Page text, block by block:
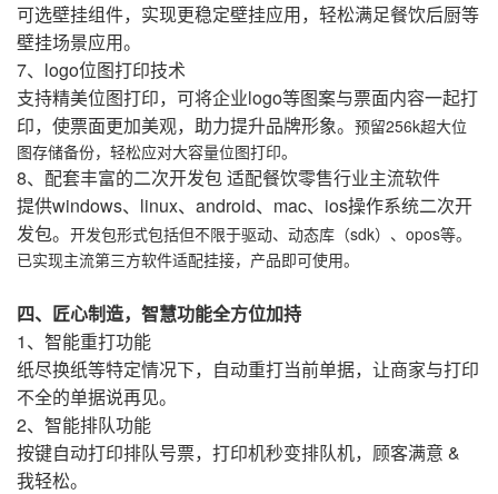
可选壁挂组件，实现更稳定壁挂应用，轻松满足餐饮后厨等
壁挂场景应用。
7、logo位图打印技术
支持精美位图打印，可将企业logo等图案与票面内容一起打
印，使票面更加美观，助力提升品牌形象。 预留256k超大位
图存储备份，轻松应对大容量位图打印。
8、配套丰富的二次开发包 适配餐饮零售行业主流软件
提供windows、linux、android、mac、ios操作系统二次开
发包。 开发包形式包括但不限于驱动、动态库（sdk）、opos等。
已实现主流第三方软件适配挂接，产品即可使用。
四、匠心制造，智慧功能全方位加持
1、智能重打功能
纸尽换纸等特定情况下，自动重打当前单据，让商家与打印
不全的单据说再见。
2、智能排队功能
按键自动打印排队号票，打印机秒变排队机，顾客满意 &
我轻松。